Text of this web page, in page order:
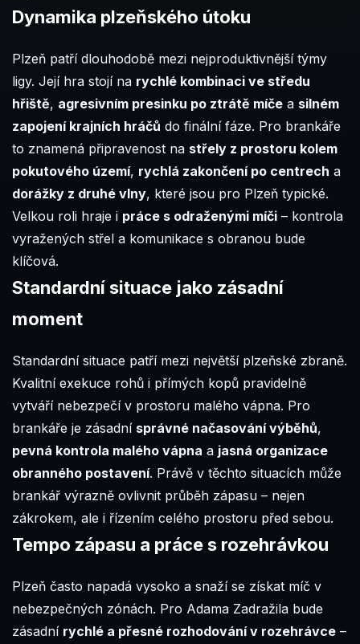
Dynamika plzeňského útoku
Plzeň patří dlouhodobě mezi nejproduktivnější týmy
ligy. Její hra stojí na rychlé kombinaci ve středu
hřiště, agresivním presinku po ztrátě míče a silném
zapojení krajních hráčů do finální fáze. Pro brankáře
to znamená připravenost na střely z prostoru kolem
pokutového území, rychlá zakončení po centrech a
dorážky z druhé vlny, které jsou pro Plzeň typické.
Velkou roli hraje i práce s odraženými míči – kontrola
vyražených střel a komunikace s obranou bude
klíčová.
Standardní situace jako zásadní
moment
Standardní situace patří mezi největší plzeňské zbraně.
Kvalitní exekuce rohů i přímých kopů pravidelně
vytváří nebezpečí v prostoru malého vápna. Pro
brankáře je zásadní správné načasování výběhů,
pevná kontrola malého vápna a jasná organizace
obranného postavení. Právě v těchto situacích může
brankář výrazně ovlivnit průběh zápasu – nejen
zákrokem, ale i řízením celého prostoru před sebou.
Tempo zápasu a práce s rozehrávkou
Plzeň často napadá vysoko a snaží se získat míč v
nebezpečných zónách. Pro Adama Zadražila bude
zásadní rychlé a přesné rozhodování v rozehrávce –